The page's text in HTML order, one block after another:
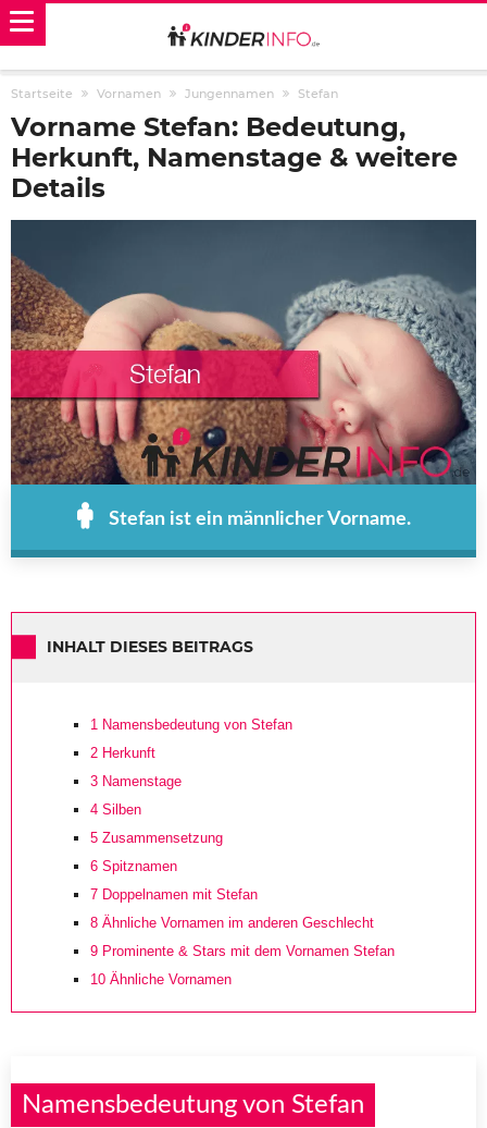
Startseite Vornamen Jungennamen Stefan
Vorname Stefan: Bedeutung,
Herkunft, Namenstage & weitere
Details
Stefan ist ein männlicher Vorname.
INHALT DIESES BEITRAGS
1 Namensbedeutung von Stefan
2 Herkunft
3 Namenstage
4 Silben
5 Zusammensetzung
6 Spitznamen
7 Doppelnamen mit Stefan
8 Ähnliche Vornamen im anderen Geschlecht
9 Prominente & Stars mit dem Vornamen Stefan
10 Ähnliche Vornamen
Namensbedeutung von Stefan